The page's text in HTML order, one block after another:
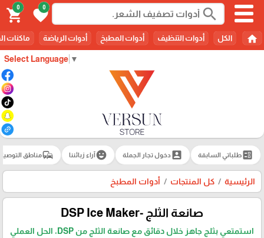
Select Language ▼
search
0
favorite
0
shopping_cart
home الكل أدوات التنظيف أدوات المطبخ أدوات الرياضة ماكنات
ballotطلباتي السابقة account_box دخول تجار الجملة emoji_emotionsآراء زبائننا commuteمناطق
الرئيسية كل المنتجات أدوات المطبخ
صانعة الثلج -DSP Ice Maker
استمتعي بثلج جاهز خلال دقائق مع صانعة الثلج من DSP، الحل العملي